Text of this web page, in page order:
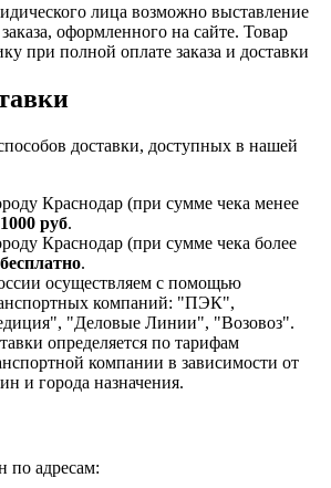
лица возможно выставление
оформленного на сайте. Товар
при полной оплате заказа и доставки
доставки, доступных в нашей
Краснодар (при сумме чека менее
1000 руб.
Краснодар (при сумме чека более
бесплатно.
осуществляем с помощью
компаний: "ПЭК",
"Деловые Линии", "Возовоз".
определяется по тарифам
компании в зависимости от
и города назначения.
по адресам: